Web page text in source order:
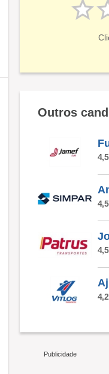
Outros
4,5
4,5
4,5
4,2